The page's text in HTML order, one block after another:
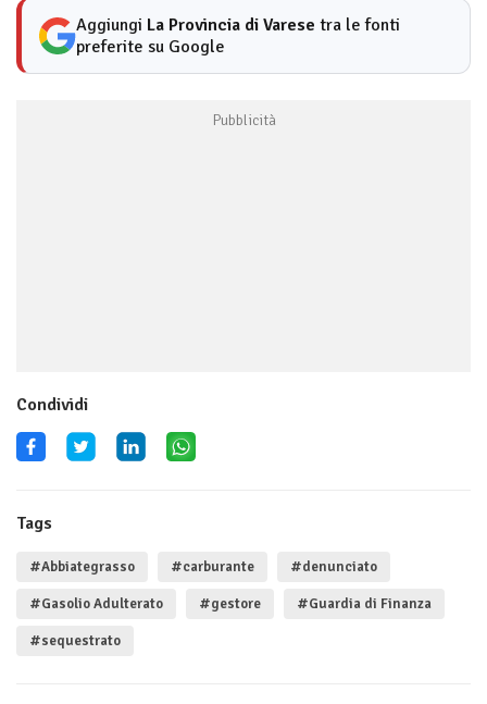
Aggiungi La Provincia di Varese tra le fonti
preferite su Google
Condividi
Tags
#Abbiategrasso #carburante #denunciato
#Gasolio Adulterato #gestore #Guardia di Finanza
#sequestrato